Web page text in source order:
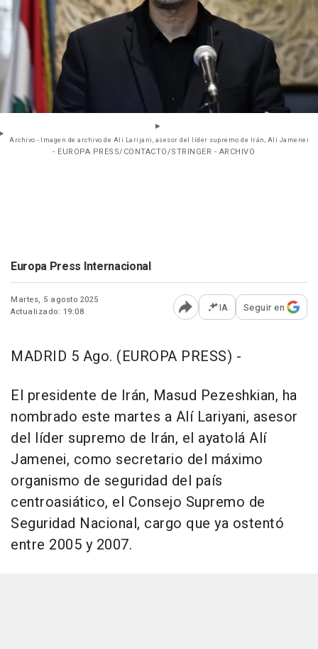
Archivo - Imagen de archivo de Ali Larijani, asesor del líder supremo de Irán, Ali Jamenei
- EUROPA PRESS/CONTACTO/STRINGER - ARCHIVO
Europa Press Internacional
Martes, 5 agosto 2025
Actualizado: 19:08
Abrir opciones para
IA Seguir en
MADRID 5 Ago. (EUROPA PRESS) -
El presidente de Irán, Masud Pezeshkian, ha
nombrado este martes a Alí Lariyani, asesor
del líder supremo de Irán, el ayatolá Alí
Jamenei, como secretario del máximo
organismo de seguridad del país
centroasiático, el Consejo Supremo de
Seguridad Nacional, cargo que ya ostentó
entre 2005 y 2007.